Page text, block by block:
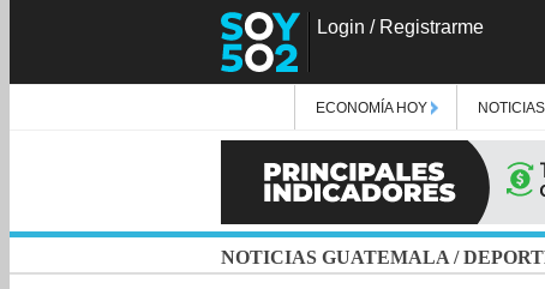
Login / Registrarme
ECONOMÍA HOY NOTICIAS
NOTICIAS GUATEMALA /